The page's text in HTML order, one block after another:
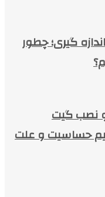
گیری؛ چطور
و نصب گیت
حساسیت و علت